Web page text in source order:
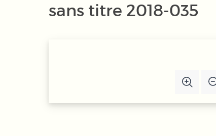
sans titre 2018-035